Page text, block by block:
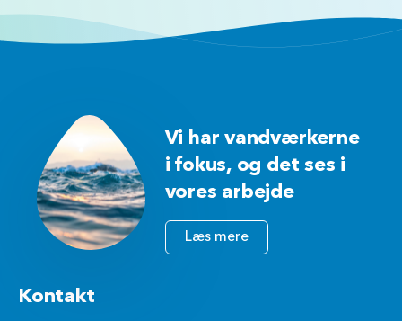
Vi har vandværkerne
i fokus, og det ses i
vores arbejde
Læs mere
Kontakt